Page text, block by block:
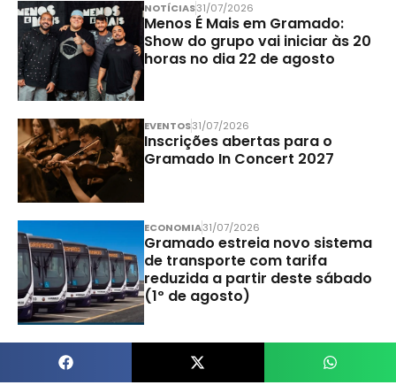
NOTÍCIAS31/07/2026
Menos É Mais em Gramado:
Show do grupo vai iniciar às 20
horas no dia 22 de agosto
EVENTOS31/07/2026
Inscrições abertas para o
Gramado In Concert 2027
ECONOMIA31/07/2026
Gramado estreia novo sistema
de transporte com tarifa
reduzida a partir deste sábado
(1º de agosto)